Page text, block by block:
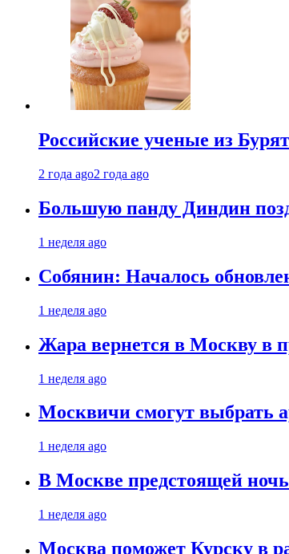
Российские ученые из
2 года ago2 года ago
Большую панду Диндин
1 неделя ago
Собянин: Началось
1 неделя ago
Жара вернется в Москву в
1 неделя ago
Москвичи смогут выбрать
1 неделя ago
В Москве предстоящей
1 неделя ago
Москва поможет Курску в